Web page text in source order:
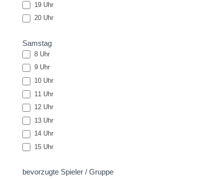
19 Uhr
20 Uhr
Samstag
8 Uhr
9 Uhr
10 Uhr
11 Uhr
12 Uhr
13 Uhr
14 Uhr
15 Uhr
bevorzugte Spieler / Gruppe